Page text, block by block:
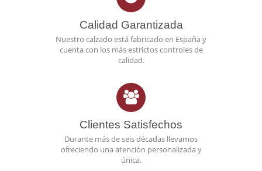
Calidad Garantizada
Nuestro calzado está fabricado en España y
cuenta con los más estrictos controles de
calidad.
Clientes Satisfechos
Durante más de seis décadas llevamos
ofreciendo una atención personalizada y
única.